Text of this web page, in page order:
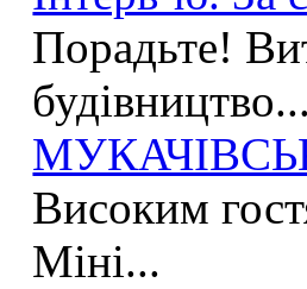
Порадьте!
будівництво...
Високим
Міні...